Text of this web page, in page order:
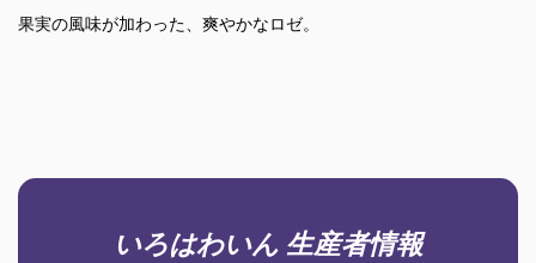
果実の風味が加わった、爽やかなロゼ。
いろはわいん 生産者情報